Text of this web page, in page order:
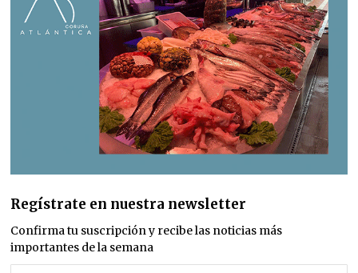
Regístrate en nuestra newsletter
Confirma tu suscripción y recibe las noticias más
importantes de la semana